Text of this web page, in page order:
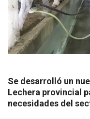
Se desarrolló un
Lechera provincial
necesidades del